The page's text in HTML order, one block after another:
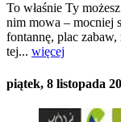
To właśnie Ty
nim mowa – mocniej
fontannę, plac
tej... więcej
piątek, 8 listopada